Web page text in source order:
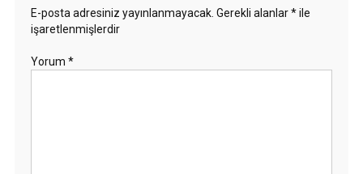
E-posta adresiniz yayınlanmayacak. Gerekli alanlar*ile
işaretlenmişlerdir
Yorum *